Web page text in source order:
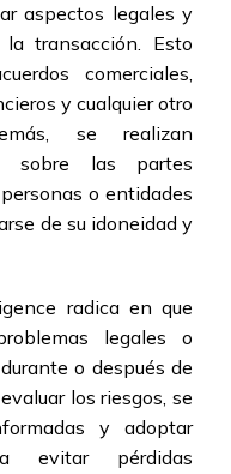
aspectos legales y
transacción. Esto
comerciales,
y cualquier otro
se realizan
sobre las partes
o entidades
de su idoneidad y
radica en que
legales o
o después de
los riesgos, se
y adoptar
evitar pérdidas